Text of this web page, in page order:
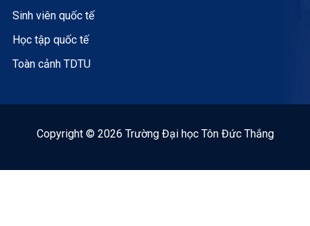
Sinh viên quốc tế
Học tập quốc tế
Toàn cảnh TDTU
Copyright © 2026 Trường Đại học Tôn Đức Thắng